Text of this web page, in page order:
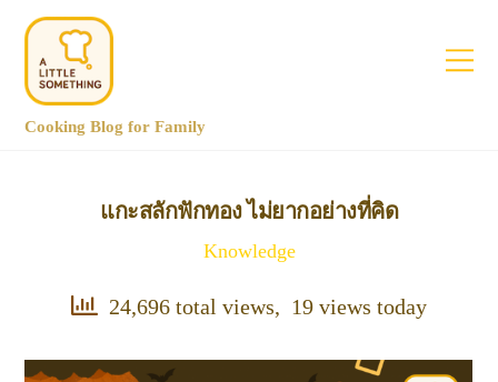
Cooking Blog for Family
แกะสลักฟักทอง ไม่ยากอย่างที่คิด
Knowledge
24,696 total views, 19 views today